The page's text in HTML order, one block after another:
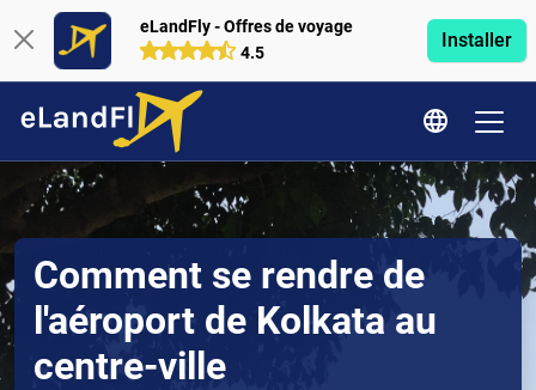
eLandFly - Offres de voyage
4.5
Installer
Comment se rendre de
l'aéroport de Kolkata au
centre-ville